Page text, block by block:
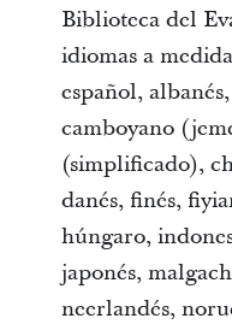
Biblioteca del
idiomas a
español,
camboyano
(simplificado),
danés, finés,
húngaro,
japonés,
neerlandés,